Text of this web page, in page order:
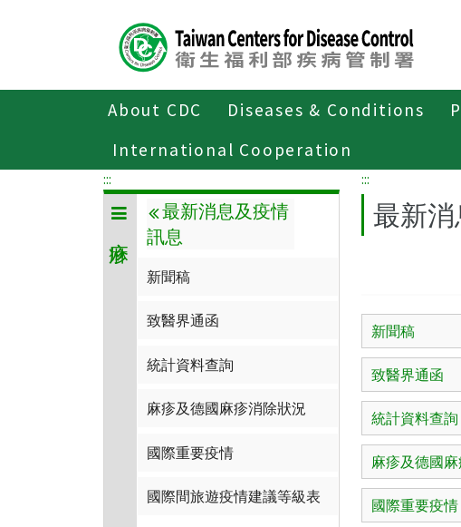
About CDC Diseases & Conditions
International Cooperation
傳染病與防疫專題
:::
最新消息及疫情
訊息
新聞稿
致醫界通函
統計資料查詢
麻疹及德國麻疹消除狀況
國際重要疫情
國際間旅遊疫情建議等級表
:::
最新
新聞稿
致醫界通函
統計資料查詢
麻疹及德國
國際重要疫情